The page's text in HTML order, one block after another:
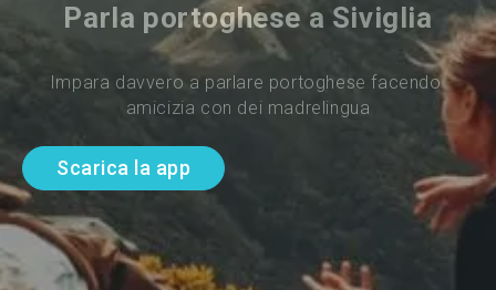
Parla portoghese a Siviglia
Impara davvero a parlare portoghese facendo
amicizia con dei madrelingua
Scarica la app